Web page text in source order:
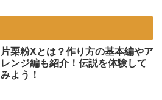
片栗粉Xとは？作り方の基本編やア
レンジ編も紹介！伝説を体験して
みよう！